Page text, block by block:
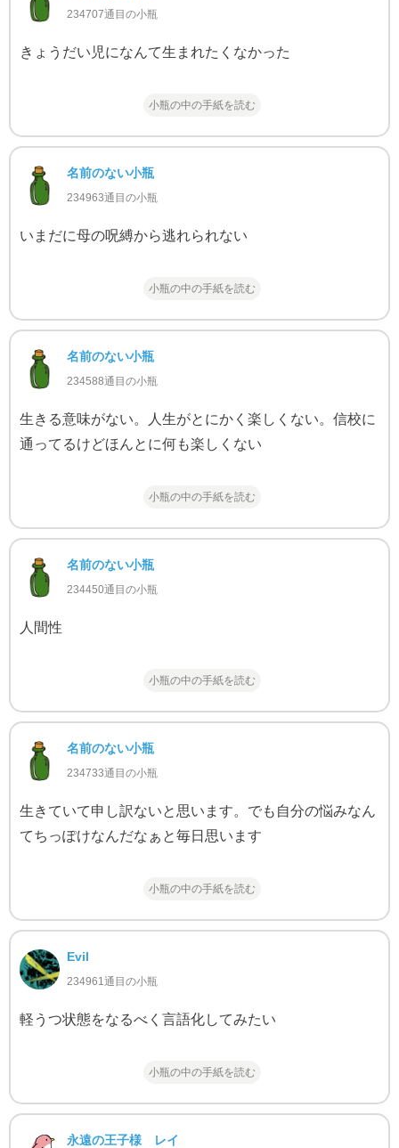
234707通目の小瓶
きょうだい児になんて生まれたくなかった
小瓶の中の手紙を読む
名前のない小瓶
234963通目の小瓶
いまだに母の呪縛から逃れられない
小瓶の中の手紙を読む
名前のない小瓶
234588通目の小瓶
生きる意味がない。人生がとにかく楽しくない。信校に
通ってるけどほんとに何も楽しくない
小瓶の中の手紙を読む
名前のない小瓶
234450通目の小瓶
人間性
小瓶の中の手紙を読む
名前のない小瓶
234733通目の小瓶
生きていて申し訳ないと思います。でも自分の悩みなん
てちっぽけなんだなぁと毎日思います
小瓶の中の手紙を読む
Evil
234961通目の小瓶
軽うつ状態をなるべく言語化してみたい
小瓶の中の手紙を読む
永遠の王子様 レイ